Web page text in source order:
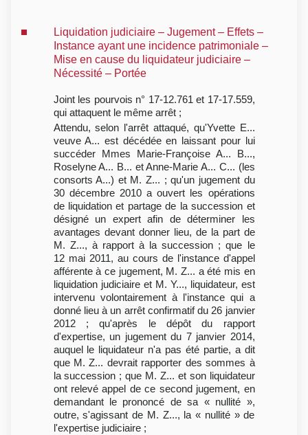
Liquidation judiciaire – Jugement – Effets –
Instance ayant une incidence patrimoniale –
Mise en cause du liquidateur judiciaire –
Nécessité – Portée
Joint les pourvois n° 17-12.761 et 17-17.559,
qui attaquent le même arrêt ;
Attendu, selon l'arrêt attaqué, qu'Yvette E...
veuve A... est décédée en laissant pour lui
succéder Mmes Marie-Françoise A... B...,
Roselyne A... B... et Anne-Marie A... C... (les
consorts A...) et M. Z... ; qu'un jugement du
30 décembre 2010 a ouvert les opérations
de liquidation et partage de la succession et
désigné un expert afin de déterminer les
avantages devant donner lieu, de la part de
M. Z..., à rapport à la succession ; que le
12 mai 2011, au cours de l'instance d'appel
afférente à ce jugement, M. Z... a été mis en
liquidation judiciaire et M. Y..., liquidateur, est
intervenu volontairement à l'instance qui a
donné lieu à un arrêt confirmatif du 26 janvier
2012 ; qu'après le dépôt du rapport
d'expertise, un jugement du 7 janvier 2014,
auquel le liquidateur n'a pas été partie, a dit
que M. Z... devrait rapporter des sommes à
la succession ; que M. Z... et son liquidateur
ont relevé appel de ce second jugement, en
demandant le prononcé de sa « nullité »,
outre, s'agissant de M. Z..., la « nullité » de
l'expertise judiciaire ;